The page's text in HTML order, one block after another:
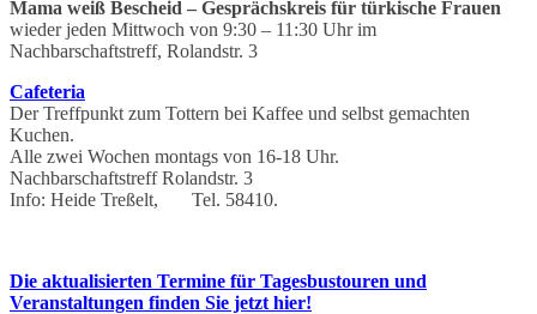
Mama weiß Bescheid – Gesprächskreis für türkische Frauen
wieder jeden Mittwoch von 9:30 – 11:30 Uhr im
Nachbarschaftstreff, Rolandstr. 3
Cafeteria
Der Treffpunkt zum Tottern bei Kaffee und selbst gemachten
Kuchen.
Alle zwei Wochen montags von 16-18 Uhr.
Nachbarschaftstreff Rolandstr. 3
Info: Heide Treßelt, Tel. 58410.
Die aktualisierten Termine für Tagesbustouren und
Veranstaltungen finden Sie jetzt hier!